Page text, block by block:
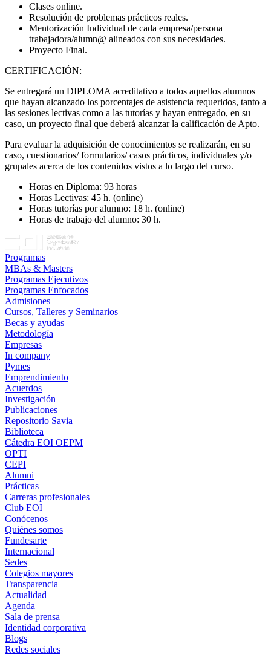
Clases online.
Resolución de problemas prácticos reales.
Mentorización Individual de cada empresa/persona
trabajadora/alumn@ alineados con sus necesidades.
Proyecto Final.
CERTIFICACIÓN:
Se entregará un DIPLOMA acreditativo a todos aquellos alumnos
que hayan alcanzado los porcentajes de asistencia requeridos, tanto a
las sesiones lectivas como a las tutorías y hayan entregado, en su
caso, un proyecto final que deberá alcanzar la calificación de Apto.
Para evaluar la adquisición de conocimientos se realizarán, en su
caso, cuestionarios/ formularios/ casos prácticos, individuales y/o
grupales acerca de los contenidos vistos a lo largo del curso.
Horas en Diploma: 93 horas
Horas Lectivas: 45 h. (online)
Horas tutorías por alumno: 18 h. (online)
Horas de trabajo del alumno: 30 h.
Programas
MBAs & Masters
Programas Ejecutivos
Programas Enfocados
Admisiones
Cursos, Talleres y Seminarios
Becas y ayudas
Metodología
Empresas
In company
Pymes
Emprendimiento
Acuerdos
Investigación
Publicaciones
Repositorio Savia
Biblioteca
Cátedra EOI OEPM
OPTI
CEPI
Alumni
Prácticas
Carreras profesionales
Club EOI
Conócenos
Quiénes somos
Fundesarte
Internacional
Sedes
Colegios mayores
Transparencia
Actualidad
Agenda
Sala de prensa
Identidad corporativa
Blogs
Redes sociales